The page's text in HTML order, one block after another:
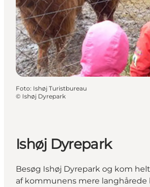
Foto: Ishøj Turistbureau
© Ishøj Dyrepark
Ishøj Dyrepark
Besøg Ishøj Dyrepark og kom
af kommunens mere langhårede